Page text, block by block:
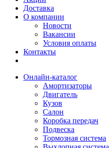
Доставка
О компании
Новости
Вакансии
Условия оплаты
Контакты
Онлайн-каталог
Амортизаторы
Двигатель
Кузов
Салон
Коробка передач
Подвеска
Тормозная система